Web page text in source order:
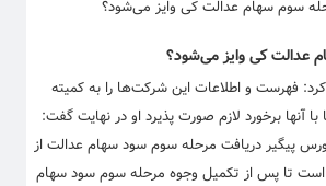
عدالت کی وایز می‌شود؟
فهرست و اطلاعات این شرکت‌ها را به کمیته
آنها برخورد لازم صورت پذیرد او در نهایت گفت:
پیگیر دریافت مرحله سوم سود سهام عدالت از
تا پس از تکمیل وجوه مرحله سوم سود سهام